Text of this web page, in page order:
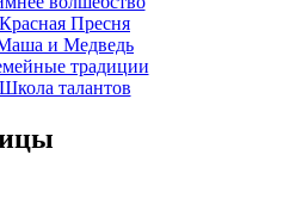
Красная Пресня
и Медведь
традиции
Школа талантов